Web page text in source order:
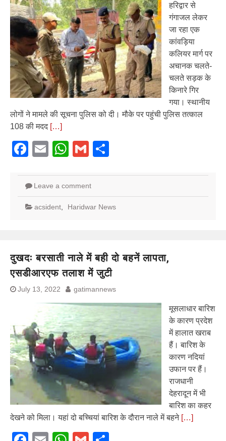
हरिद्वार से
गंगाजल लेकर
जा रहा एक
कांवड़िया
कलियर मार्ग पर
अचानक चलते-
चलते सड़क के
किनारे गिर
गया। स्थानीय
लोगों ने मामले की सूचना पुलिस को दी। मौके पर पहुंची पुलिस तत्काल
108 की मदद […]
Facebook
EmailWhatsApp
Gmail
Leave a comment
acsident Haridwar News
दुखदः बरसाती नाले में बही दो बहनें लापता,
एसडीआरएफ तलाश में जुटी
July 13, 2022 gatimannews
मूसलाधार बारिश
के कारण प्रदेश
में हालात खराब
हैं। बारिश के
कारण नदियां
उफान पर हैं।
राजधानी
देहरादून में भी
बारिश का कहर
देखने को मिला। यहां दो बच्चियां बारिश के दौरान नाले में बहने […]